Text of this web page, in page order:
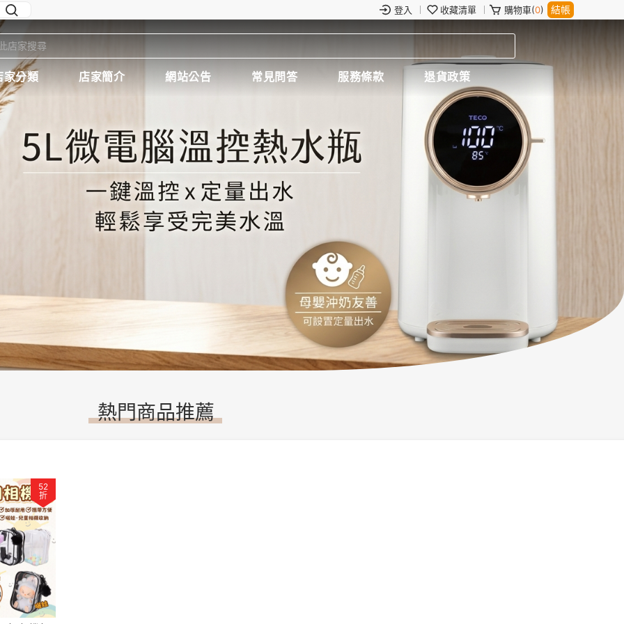
登入 收藏清單 購物車(0) 結帳
家分類 店家簡介 網站公告 常見問答 服務條款 退貨政策
熱門商品推薦
52
折